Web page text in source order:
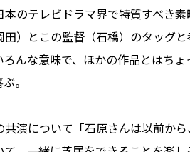
のテレビドラマ界で特質すべき
田）とこの監督（石橋）のタッグ
ろんな意味で、ほかの作品とはち
。
演について「石原さんは以前か